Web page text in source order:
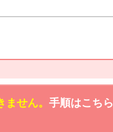
せん。 手順はこちら